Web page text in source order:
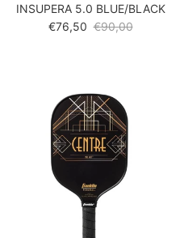
INSUPERA 5.0 BLUE/BLACK
Verkoopprijs
€76,50 Reguliere prijs
€90,00